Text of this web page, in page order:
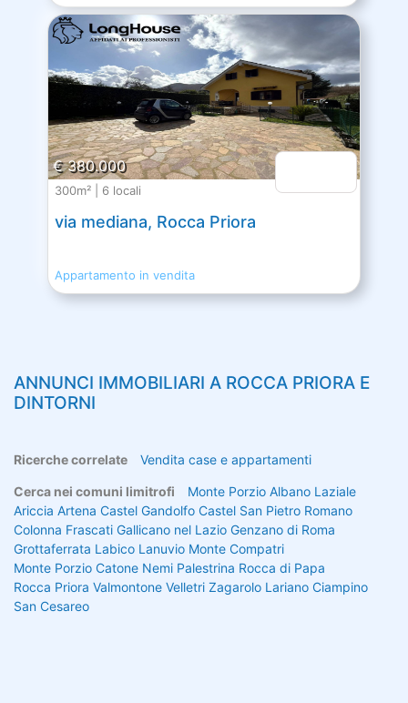
€ 380.000
300m² | 6 locali
via mediana, Rocca Priora
Appartamento in vendita
ANNUNCI IMMOBILIARI A ROCCA PRIORA E
DINTORNI
Ricerche correlate Vendita case e appartamenti
Cerca nei comuni limitrofi Monte Porzio Albano Laziale
Ariccia Artena Castel Gandolfo Castel San Pietro Romano
Colonna Frascati Gallicano nel Lazio Genzano di Roma
Grottaferrata Labico Lanuvio Monte Compatri
Monte Porzio Catone Nemi Palestrina Rocca di Papa
Rocca Priora Valmontone Velletri Zagarolo Lariano Ciampino
San Cesareo